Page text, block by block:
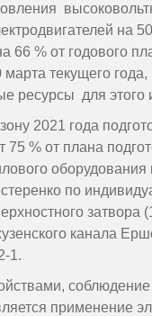
на
66 % от годового
текущего
ресурсы для этого
2021 года
75 % от плана
оборудования
по
затвора
канала
1.
применение